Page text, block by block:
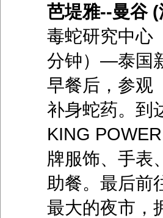
芭堤雅--曼谷 (
毒蛇研究中心
分钟）―泰国
早餐后，参观
补身蛇药。到
KING
牌服饰、手表
助餐。最后前
最大的夜市，